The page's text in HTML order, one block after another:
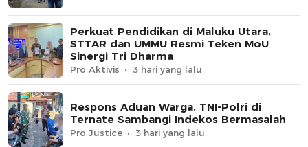
Perkuat Pendidikan di Maluku Utara,
STTAR dan UMMU Resmi Teken MoU
Sinergi Tri Dharma
Pro Aktivis 3 hari yang lalu
Respons Aduan Warga, TNI-Polri di
Ternate Sambangi Indekos Bermasalah
Pro Justice 3 hari yang lalu